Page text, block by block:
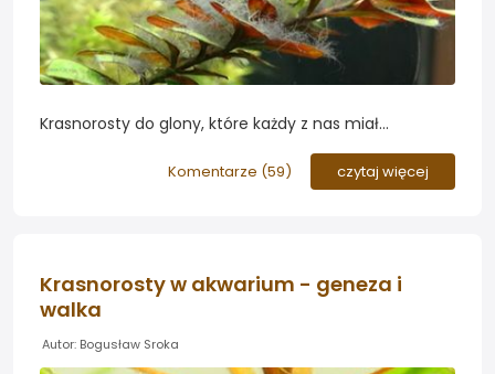
Krasnorosty do glony, które każdy z nas miał
skutecznie zniweczyć całe staranie włożone w
aranżację i prowadzenie roślin psując efekt
Komentarze (59) czytaj więcej
Krasnorosty w akwarium - geneza i
walka
Autor: Bogusław Sroka